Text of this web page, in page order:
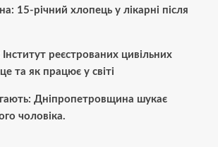
15-річний хлопець у лікарні після
Інститут реєстрованих цивільних
та як працює у світі
Дніпропетровщина шукає
чоловіка.